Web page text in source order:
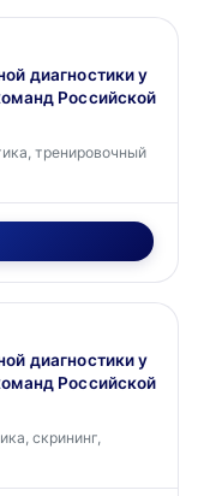
диагностики у
Российской
тренировочный
диагностики у
Российской
скрининг,